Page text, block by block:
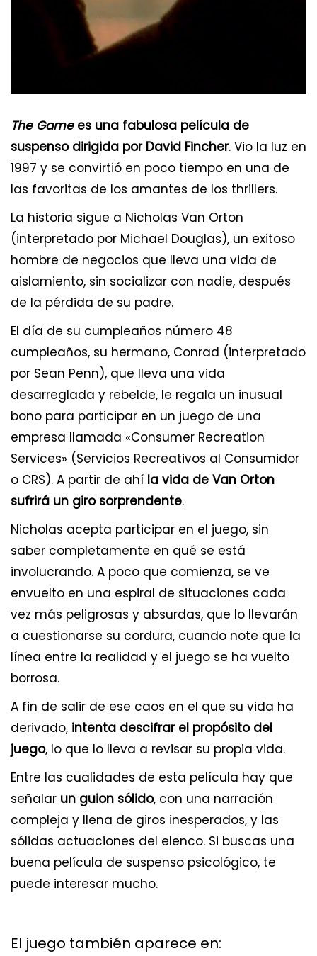
The Gamees una fabulosa película de
suspenso dirigida por David Fincher. Vio la luz en
1997 y se convirtió en poco tiempo en una de
las favoritas de los amantes de los thrillers.
La historia sigue a Nicholas Van Orton
(interpretado por Michael Douglas), un exitoso
hombre de negocios que lleva una vida de
aislamiento, sin socializar con nadie, después
de la pérdida de su padre.
El día de su cumpleaños número 48
cumpleaños, su hermano, Conrad (interpretado
por Sean Penn), que lleva una vida
desarreglada y rebelde, le regala un inusual
bono para participar en un juego de una
empresa llamada «Consumer Recreation
Services» (Servicios Recreativos al Consumidor
o CRS). A partir de ahí la vida de Van Orton
sufrirá un giro sorprendente.
Nicholas acepta participar en el juego, sin
saber completamente en qué se está
involucrando. A poco que comienza, se ve
envuelto en una espiral de situaciones cada
vez más peligrosas y absurdas, que lo llevarán
a cuestionarse su cordura, cuando note que la
línea entre la realidad y el juego se ha vuelto
borrosa.
A fin de salir de ese caos en el que su vida ha
derivado, intenta descifrar el propósito del
juego, lo que lo lleva a revisar su propia vida.
Entre las cualidades de esta película hay que
señalar un guion sólido, con una narración
compleja y llena de giros inesperados, y las
sólidas actuaciones del elenco. Si buscas una
buena película de suspenso psicológico, te
puede interesar mucho.
El juego también aparece en: